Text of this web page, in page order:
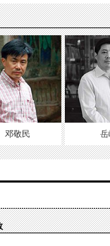
邓敬民